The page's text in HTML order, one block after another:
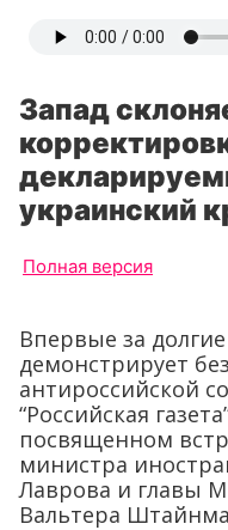
Запад
украинский
Полная версия
Впервые за
демонстрирует
антироссийской
“Российская
посвященном
министра
Лаврова и главы
Вальтера